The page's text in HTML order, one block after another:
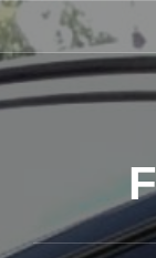
Zum
Inhalt
springen